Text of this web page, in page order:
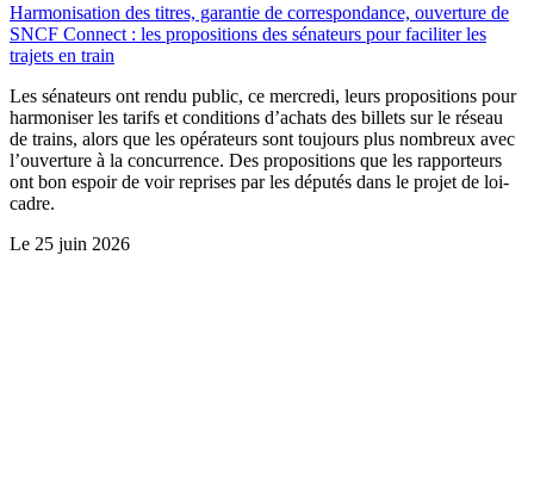
Harmonisation des titres, garantie de correspondance, ouverture de
SNCF Connect : les propositions des sénateurs pour faciliter les
trajets en train
Les sénateurs ont rendu public, ce mercredi, leurs propositions pour
harmoniser les tarifs et conditions d’achats des billets sur le réseau
de trains, alors que les opérateurs sont toujours plus nombreux avec
l’ouverture à la concurrence. Des propositions que les rapporteurs
ont bon espoir de voir reprises par les députés dans le projet de loi-
cadre.
Le 25 juin 2026